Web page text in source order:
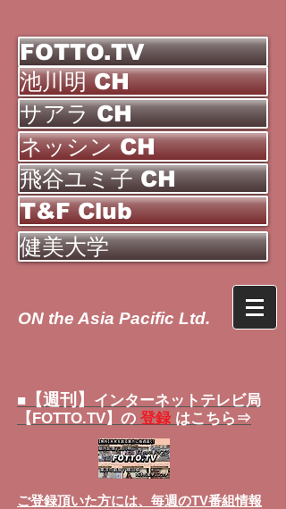
FOTTO.TV
池川明 CH
サアラ CH
ネッシン CH
飛谷ユミ子 CH
T&F Club
健美大学
ON the Asia Pacific Ltd.
■ 【週刊】
インターネットテレビ局
【FOTTO.TV】の 登録 はこちら⇒
ご登録頂いた方には、 毎週のTV番組情報